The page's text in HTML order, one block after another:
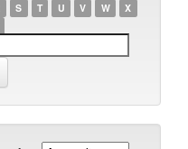
S T U V W
X